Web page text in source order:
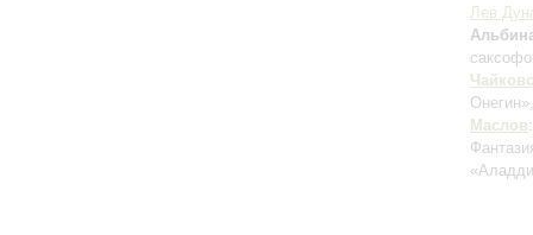
Лев
Маслов